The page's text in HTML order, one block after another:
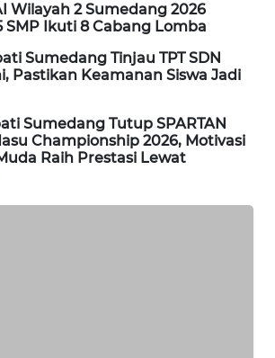
Wilayah 2 Sumedang 2026
SMP Ikuti 8 Cabang Lomba
Sumedang Tinjau TPT SDN
Pastikan Keamanan Siswa Jadi
Sumedang Tutup SPARTAN
Championship 2026, Motivasi
Raih Prestasi Lewat